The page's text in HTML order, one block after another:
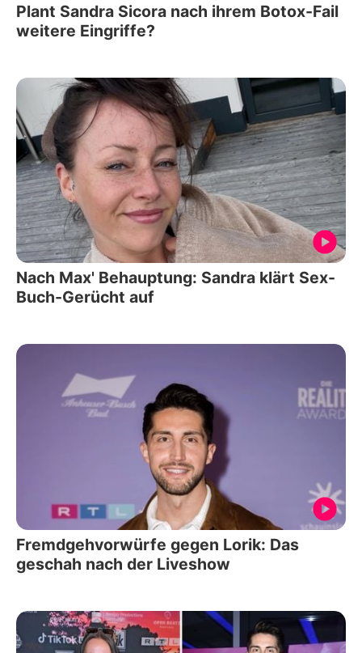
Plant Sandra Sicora nach ihrem Botox-Fail
weitere Eingriffe?
Nach Max' Behauptung: Sandra klärt Sex-
Buch-Gerücht auf
Fremdgehvorwürfe gegen Lorik: Das
geschah nach der Liveshow